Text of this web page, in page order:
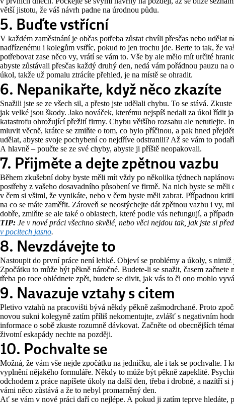
větší jistotu, že váš návrh padne na úrodnou půdu.
5. Buďte vstřícní
V každém zaměstnání je občas potřeba zůstat chvíli přesčas nebo udělat
nadřízenému i kolegům vstříc, pokud to jen trochu jde. Berte to tak, že
potřebovat zase něco vy, vrátí se vám to. Vše by ale mělo mít určité
abyste zůstávali přesčas každý druhý den, nedá vám pořádnou pauzu
úkol, takže už pomalu ztrácíte přehled, je na místě se ohradit.
6. Nepanikařte, když něco zkazíte
Snažili jste se ze všech sil, a přesto jste udělali chybu. To se stává.
jak velké jsou škody. Jako nováček, kterému nejspíš nedali za úkol řídit
katastrofu ohrožující přežití firmy. Chybu většího rozsahu ale netutlejte.
mluvit věcně, krátce se zmiňte o tom, co bylo příčinou, a pak hned
udělat, abyste svoje pochybení co nejdříve odstranili? Až se vám to
A hlavně – poučte se ze své chyby, abyste ji příště neopakovali.
7. Přijměte a dejte zpětnou vazbu
Během zkušební doby byste měli mít vždy po několika týdnech
postřehy z vašeho dosavadního působení ve firmě. Na nich byste se
v čem si všiml, že vynikáte, nebo v čem byste měli zabrat. Případnou
na co se máte zaměřit. Zároveň se neostýchejte dát zpětnou vazbu i vy,
dobře, zmiňte se ale také o oblastech, které podle vás nefungují, a
TIP: Je v nové práci všechno skvělé, nebo věci nejdou tak, jak jste si
v pocitech jasno.
8. Nevzdávejte to
Nastoupit do první práce není lehké. Objeví se problémy a úkoly, s nimiž
Zpočátku to může být pěkně náročné. Budete-li se snažit, časem začnete
třeba po roce ohlédnete zpět, budete se divit, jak vás to či ono mohlo
9. Navazuje vztahy s citem
Pletivo vztahů na pracovišti bývá někdy pěkně zašmodrchané. Proto
novou sukni kolegyně zatím příliš nekomentujte, zvlášť s negativním
informace o sobě zkuste rozumně dávkovat. Začněte od obecnějších
životní eskapády nechte na později.
10. Pochvalte se
Možná, že vám vše nejde zpočátku na jedničku, ale i tak se pochvalte. I
vyplnění nějakého formuláře. Někdy to může být pěkně zapeklité.
odchodem z práce napíšete úkoly na další den, třeba i drobné, a nazítří si
vámi něco zůstává a že to nebyl promarněný den.
Ať se vám v nové práci daří co nejlépe. A pokud ji zatím teprve hledáte,